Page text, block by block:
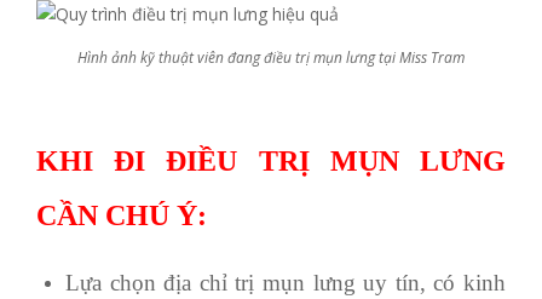
Hình ảnh kỹ thuật viên đang điều trị mụn lưng tại Miss Tram
KHI ĐI ĐIỀU TRỊ MỤN LƯNG
CẦN CHÚ Ý:
Lựa chọn địa chỉ trị mụn lưng uy tín, có kinh